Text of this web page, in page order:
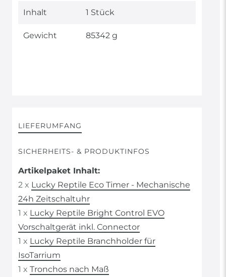
Inhalt 1 Stück
Gewicht 85342 g
LIEFERUMFANG
SICHERHEITS- & PRODUKTINFOS
Artikelpaket Inhalt:
2 x Lucky Reptile Eco Timer - Mechanische
24h Zeitschaltuhr
1 x Lucky Reptile Bright Control EVO
Vorschaltgerät inkl. Connector
1 x Lucky Reptile Branchholder für
IsoTarrium
1 x Tronchos nach Maß